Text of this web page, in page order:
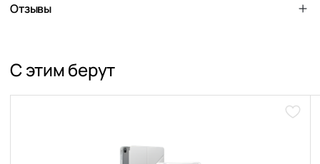
Отзывы
С этим берут